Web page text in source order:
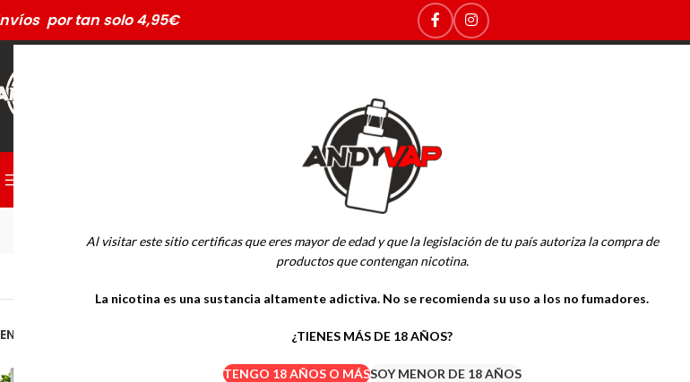
Al visitar este sitio certificas que eres mayor de edad y que la legislación de tu país autoriza la compra de
productos que contengan nicotina.
La nicotina es una sustancia altamente adictiva. No se recomienda su uso a los no fumadores.
¿TIENES MÁS DE 18 AÑOS?
TENGO 18 AÑOS O MÁSSOY MENOR DE 18 AÑOS
por tan solo 4,95€
MUSS MARMOL
EN OFERTA
DRIFTER BAR SALTS MOJITO
Inicio POD DESECHABLES MUSS MARMOL